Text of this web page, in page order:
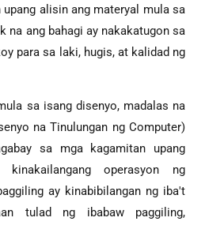
upang alisin ang materyal mula sa
na ang bahagi ay nakakatugon sa
para sa laki, hugis, at kalidad ng
sa isang disenyo, madalas na
na Tinulungan ng Computer)
sa mga kagamitan upang
operasyon ng
ay kinabibilangan ng iba't
tulad ng ibabaw paggiling,